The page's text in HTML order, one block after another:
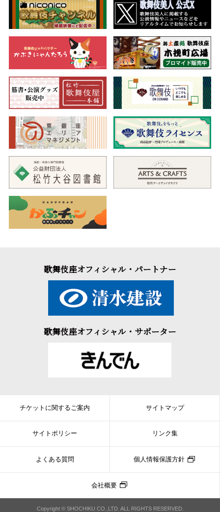
歌舞伎座オフィシャル・パートナー
歌舞伎座オフィシャル・サポーター
チケットに関するご案内 サイトマップ
サイトポリシー リンク集
よくある質問 個人情報保護方針
会社概要
Copyright © SHOCHIKU CO.,LTD. ALL RIGHTS RESERVED.